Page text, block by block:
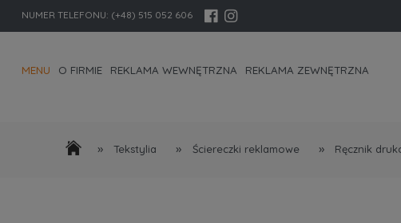
NUMER TELEFONU: (+48) 515 052 606
MENU O FIRMIE REKLAMA WEWNĘTRZNA REKLAMA ZEWNĘTRZNA
» Tekstylia » Ściereczki reklamowe » Ręcznik